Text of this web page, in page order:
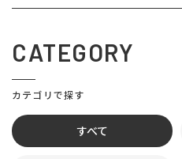
CATEGORY
カテゴリで探す
すべて